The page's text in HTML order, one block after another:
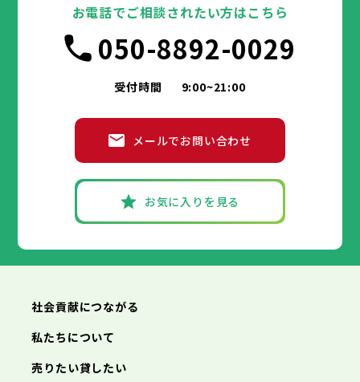
お電話でご相談されたい方はこちら
050-8892-0029
受付時間 9:00~21:00
メールでお問い合わせ
お気に入りを見る
社会貢献につながる
私たちについて
売りたい貸したい